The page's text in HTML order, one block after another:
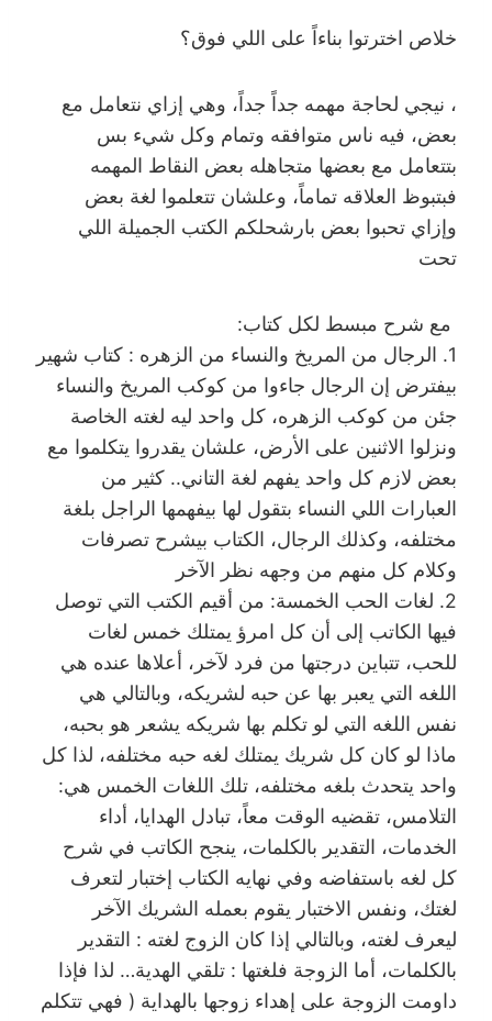
خلاص اخترتوا بناءاً على اللي فوق؟
، نيجي لحاجة مهمه جداً جداً، وهي إزاي نتعامل مع
بعض، فيه ناس متوافقه وتمام وكل شيء بس
بتتعامل مع بعضها متجاهله بعض النقاط المهمه
فبتبوظ العلاقه تماماً، وعلشان تتعلموا لغة بعض
وإزاي تحبوا بعض بارشحلكم الكتب الجميلة اللي
تحت
مع شرح مبسط لكل كتاب:
1. الرجال من المريخ والنساء من الزهره : كتاب شهير
بيفترض إن الرجال جاءوا من كوكب المريخ والنساء
جئن من كوكب الزهره، كل واحد ليه لغته الخاصة
ونزلوا الاثنين على الأرض، علشان يقدروا يتكلموا مع
بعض لازم كل واحد يفهم لغة التاني.. كثير من
العبارات اللي النساء بتقول لها بيفهمها الراجل بلغة
مختلفه، وكذلك الرجال، الكتاب بيشرح تصرفات
وكلام كل منهم من وجهه نظر الآخر
2. لغات الحب الخمسة: من أقيم الكتب التي توصل
فيها الكاتب إلى أن كل امرؤ يمتلك خمس لغات
للحب، تتباين درجتها من فرد لآخر، أعلاها عنده هي
اللغه التي يعبر بها عن حبه لشريكه، وبالتالي هي
نفس اللغه التي لو تكلم بها شريكه يشعر هو بحبه،
ماذا لو كان كل شريك يمتلك لغه حبه مختلفه، لذا كل
واحد يتحدث بلغه مختلفه، تلك اللغات الخمس هي:
التلامس، تقضيه الوقت معاً، تبادل الهدايا، أداء
الخدمات، التقدير بالكلمات، ينجح الكاتب في شرح
كل لغه باستفاضه وفي نهايه الكتاب إختبار لتعرف
لغتك، ونفس الاختبار يقوم بعمله الشريك الآخر
ليعرف لغته، وبالتالي إذا كان الزوج لغته : التقدير
بالكلمات، أما الزوجة فلغتها : تلقي الهدية… لذا فإذا
داومت الزوجة على إهداء زوجها بالهداية ( فهي تتكلم